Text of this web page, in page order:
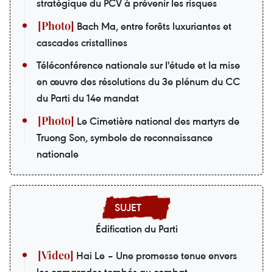
stratégique du PCV à prévenir les risques
Bach Ma, entre forêts luxuriantes et
cascades cristallines
Téléconférence nationale sur l'étude et la mise
en œuvre des résolutions du 3e plénum du CC
du Parti du 14e mandat
Le Cimetière national des martyrs de
Truong Son, symbole de reconnaissance
nationale
Édification du Parti
Hai Le – Une promesse tenue envers